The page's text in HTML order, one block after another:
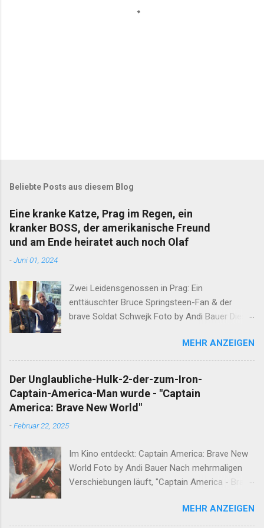
Beliebte Posts aus diesem Blog
Eine kranke Katze, Prag im Regen, ein
kranker BOSS, der amerikanische Freund
und am Ende heiratet auch noch Olaf
-Juni 01, 2024
Zwei Leidensgenossen in Prag: Ein
enttäuschter Bruce Springsteen-Fan & der
brave Soldat Schwejk Foto by Andi Bauer Dieser
lange abgeschlossen. Unfassbare Ereignisse
innerhalb einer Woche verlangen jedoch eine
neuerliche Öffnung. Ergänzend darf erwähnt
werden, dass Alan am Ende dieser
Wahnsinnswoche seine Frau Mutter anrief. Er
eingekriegt hat, sagte Sie den entscheidenden
Satz: "Das musst du aufschreiben" Nun, ein
guter Sohn tut das, was seine Mutter ihm sagt.
solltet Ihr liebe Leser und Leserinnen am
MEHR ANZEIGEN
Der Unglaubliche-Hulk-2-der-zum-Iron-
Captain-America-Man wurde - "Captain
America: Brave New World"
-Februar 22, 2025
Im Kino entdeckt: Captain America: Brave New
World Foto by Andi Bauer Nach mehrmaligen
Verschiebungen läuft, "Captain America - Brave
Film? Es folgt eine ausführliche Analyse. Was
der Film sein will - Eine Fortsetzung zu den
MEHR ANZEIGEN